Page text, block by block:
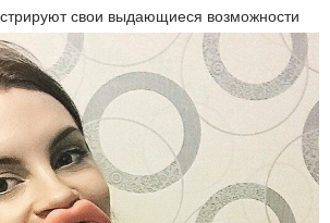
свои выдающиеся возможности